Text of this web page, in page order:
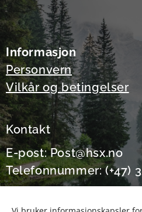
Informasjon
Personvern
Vilkår og betingelser
Kontakt
E-post: Post@hsx.no
Telefonnummer: (+47)